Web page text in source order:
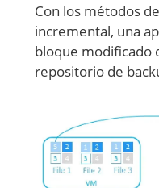
Con los métodos
incremental, una
bloque modificado
repositorio de